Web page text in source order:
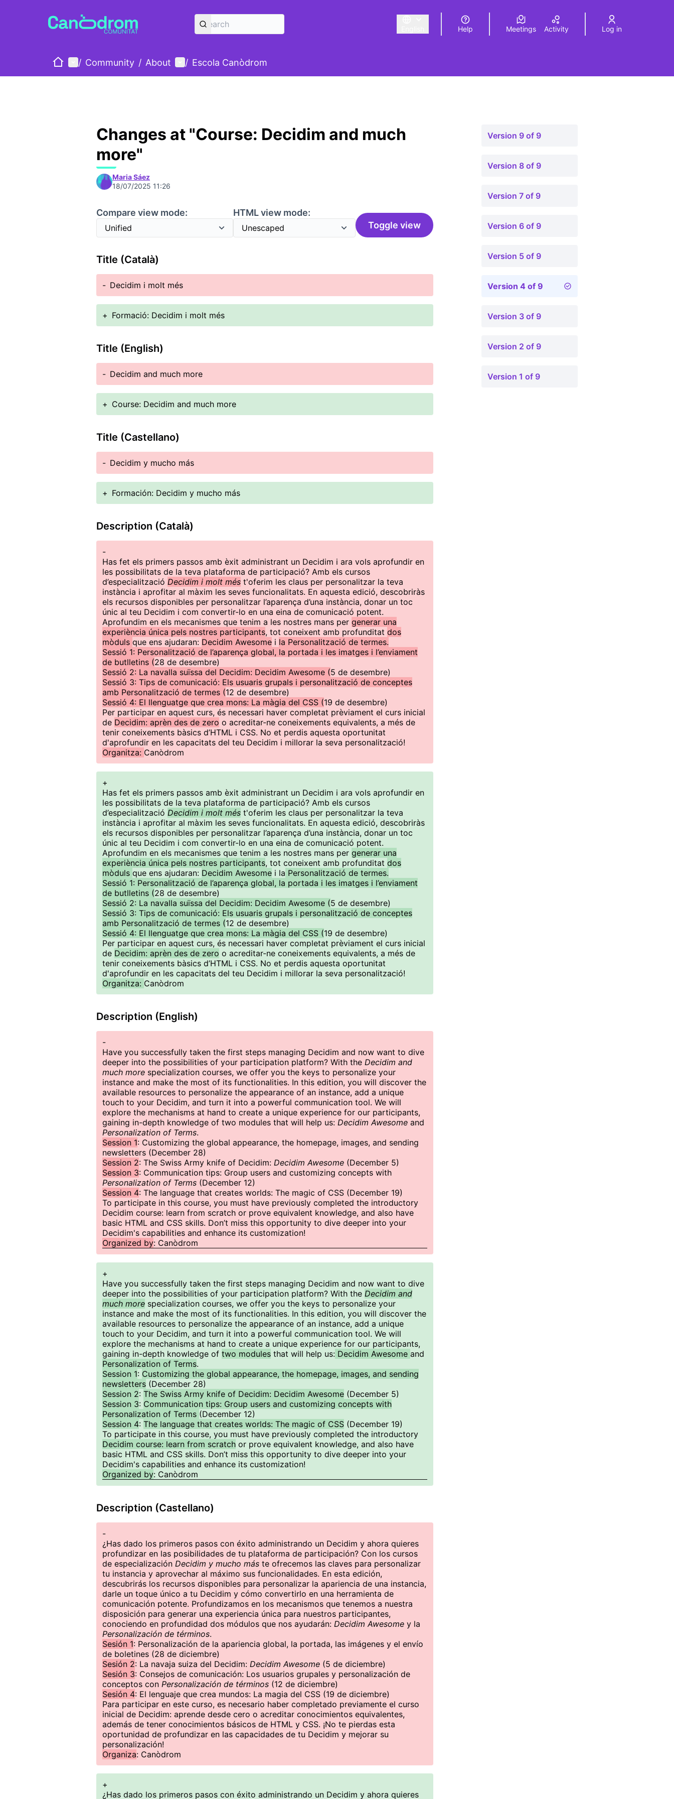
Triar la llengua Elegir el idiomaChoose language
Help Meetings Activity Log in
HomeMain menu
/ Community / About User menu
/ Escola Canòdrom
Changes at "Course: Decidim and much
more"
Maria Sáez
18/07/2025 11:26
Compare view mode:
HTML view mode:
Toggle view
Title (Català)
- Decidim i molt més
+ Formació: Decidim i molt més
Title (English)
- Decidim and much more
+ Course: Decidim and much more
Title (Castellano)
- Decidim y mucho más
+ Formación: Decidim y mucho más
Description (Català)
-
Has fet els primers passos amb èxit administrant un Decidim i ara vols aprofundir en
les possibilitats de la teva plataforma de participació? Amb els cursos
d’especialització Decidim i molt més t'oferim les claus per personalitzar la teva
instància i aprofitar al màxim les seves funcionalitats. En aquesta edició, descobriràs
els recursos disponibles per personalitzar l’aparença d’una instància, donar un toc
únic al teu Decidim i com convertir-lo en una eina de comunicació potent.
Aprofundim en els mecanismes que tenim a les nostres mans per generar una
experiència única pels nostres participants, tot coneixent amb profunditat dos
mòduls que ens ajudaran: Decidim Awesome i la Personalització de termes.
Sessió 1: Personalització de l’aparença global, la portada i les imatges i l’enviament
de butlletins (28 de desembre)
Sessió 2: La navalla suïssa del Decidim: Decidim Awesome (5 de desembre)
Sessió 3: Tips de comunicació: Els usuaris grupals i personalització de conceptes
amb Personalització de termes (12 de desembre)
Sessió 4: El llenguatge que crea mons: La màgia del CSS (19 de desembre)
Per participar en aquest curs, és necessari haver completat prèviament el curs inicial
de Decidim: aprèn des de zero o acreditar-ne coneixements equivalents, a més de
tenir coneixements bàsics d’HTML i CSS. No et perdis aquesta oportunitat
d'aprofundir en les capacitats del teu Decidim i millorar la seva personalització!
Organitza: Canòdrom
+
Has fet els primers passos amb èxit administrant un Decidim i ara vols aprofundir en
les possibilitats de la teva plataforma de participació? Amb els cursos
d’especialització Decidim i molt més t'oferim les claus per personalitzar la teva
instància i aprofitar al màxim les seves funcionalitats. En aquesta edició, descobriràs
els recursos disponibles per personalitzar l’aparença d’una instància, donar un toc
únic al teu Decidim i com convertir-lo en una eina de comunicació potent.
Aprofundim en els mecanismes que tenim a les nostres mans per generar una
experiència única pels nostres participants, tot coneixent amb profunditat dos
mòduls que ens ajudaran: Decidim Awesome i la Personalització de termes.
Sessió 1: Personalització de l’aparença global, la portada i les imatges i l’enviament
de butlletins (28 de desembre)
Sessió 2: La navalla suïssa del Decidim: Decidim Awesome (5 de desembre)
Sessió 3: Tips de comunicació: Els usuaris grupals i personalització de conceptes
amb Personalització de termes (12 de desembre)
Sessió 4: El llenguatge que crea mons: La màgia del CSS (19 de desembre)
Per participar en aquest curs, és necessari haver completat prèviament el curs inicial
de Decidim: aprèn des de zero o acreditar-ne coneixements equivalents, a més de
tenir coneixements bàsics d’HTML i CSS. No et perdis aquesta oportunitat
d'aprofundir en les capacitats del teu Decidim i millorar la seva personalització!
Organitza: Canòdrom
Description (English)
-
Have you successfully taken the first steps managing Decidim and now want to dive
deeper into the possibilities of your participation platform? With the Decidim and
much more specialization courses, we offer you the keys to personalize your
instance and make the most of its functionalities. In this edition, you will discover the
available resources to personalize the appearance of an instance, add a unique
touch to your Decidim, and turn it into a powerful communication tool. We will
explore the mechanisms at hand to create a unique experience for our participants,
gaining in-depth knowledge of two modules that will help us: Decidim Awesome and
Personalization of Terms.
Session 1: Customizing the global appearance, the homepage, images, and sending
newsletters (December 28)
Session 2: The Swiss Army knife of Decidim: Decidim Awesome (December 5)
Session 3: Communication tips: Group users and customizing concepts with
Personalization of Terms (December 12)
Session 4: The language that creates worlds: The magic of CSS (December 19)
To participate in this course, you must have previously completed the introductory
Decidim course: learn from scratch or prove equivalent knowledge, and also have
basic HTML and CSS skills. Don’t miss this opportunity to dive deeper into your
Decidim's capabilities and enhance its customization!
Organized by: Canòdrom
+
Have you successfully taken the first steps managing Decidim and now want to dive
deeper into the possibilities of your participation platform? With the Decidim and
much more specialization courses, we offer you the keys to personalize your
instance and make the most of its functionalities. In this edition, you will discover the
available resources to personalize the appearance of an instance, add a unique
touch to your Decidim, and turn it into a powerful communication tool. We will
explore the mechanisms at hand to create a unique experience for our participants,
gaining in-depth knowledge of two modules that will help us: Decidim Awesome and
Personalization of Terms.
Session 1: Customizing the global appearance, the homepage, images, and sending
newsletters (December 28)
Session 2: The Swiss Army knife of Decidim: Decidim Awesome (December 5)
Session 3: Communication tips: Group users and customizing concepts with
Personalization of Terms (December 12)
Session 4: The language that creates worlds: The magic of CSS (December 19)
To participate in this course, you must have previously completed the introductory
Decidim course: learn from scratch or prove equivalent knowledge, and also have
basic HTML and CSS skills. Don’t miss this opportunity to dive deeper into your
Decidim's capabilities and enhance its customization!
Organized by: Canòdrom
Description (Castellano)
-
¿Has dado los primeros pasos con éxito administrando un Decidim y ahora quieres
profundizar en las posibilidades de tu plataforma de participación? Con los cursos
de especialización Decidim y mucho más te ofrecemos las claves para personalizar
tu instancia y aprovechar al máximo sus funcionalidades. En esta edición,
descubrirás los recursos disponibles para personalizar la apariencia de una instancia,
darle un toque único a tu Decidim y cómo convertirlo en una herramienta de
comunicación potente. Profundizamos en los mecanismos que tenemos a nuestra
disposición para generar una experiencia única para nuestros participantes,
conociendo en profundidad dos módulos que nos ayudarán: Decidim Awesome y la
Personalización de términos.
Sesión 1: Personalización de la apariencia global, la portada, las imágenes y el envío
de boletines (28 de diciembre)
Sesión 2: La navaja suiza del Decidim: Decidim Awesome (5 de diciembre)
Sesión 3: Consejos de comunicación: Los usuarios grupales y personalización de
conceptos con Personalización de términos (12 de diciembre)
Sesión 4: El lenguaje que crea mundos: La magia del CSS (19 de diciembre)
Para participar en este curso, es necesario haber completado previamente el curso
inicial de Decidim: aprende desde cero o acreditar conocimientos equivalentes,
además de tener conocimientos básicos de HTML y CSS. ¡No te pierdas esta
oportunidad de profundizar en las capacidades de tu Decidim y mejorar su
personalización!
Organiza: Canòdrom
+
¿Has dado los primeros pasos con éxito administrando un Decidim y ahora quieres
Version 9 of 9
Version 8 of 9
Version 7 of 9
Version 6 of 9
Version 5 of 9
Version 4 of 9
Version 3 of 9
Version 2 of 9
Version 1 of 9